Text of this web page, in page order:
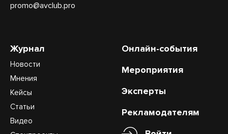
promo@avclub.pro
Журнал
Новости
Мнения
Кейсы
Статьи
Видео
Онлайн-события
Мероприятия
Эксперты
Рекламодателям